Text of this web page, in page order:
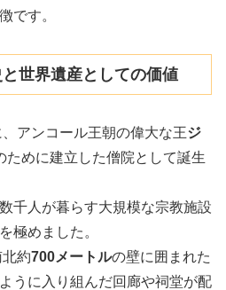
です。
世界遺産としての価値
、アンコール王朝の偉大な王ジ
ために建立した僧院として誕生
千人が暮らす大規模な宗教施設
極めました。
約700メートルの壁に囲まれた
うに入り組んだ回廊や祠堂が配